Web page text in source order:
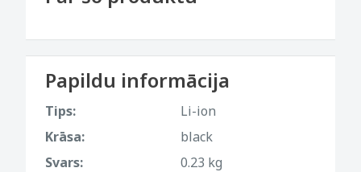
Papildu informācija
Tips:
Li-ion
Krāsa:
black
Svars:
0.23 kg